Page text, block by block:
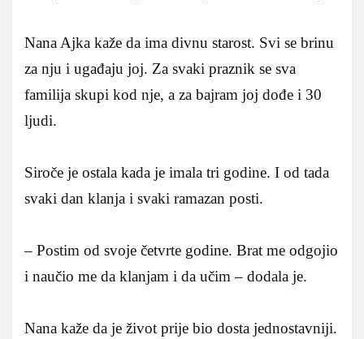
Nana Ajka kaže da ima divnu starost. Svi se brinu
za nju i ugađaju joj. Za svaki praznik se sva
familija skupi kod nje, a za bajram joj dođe i 30
ljudi.
Siroče je ostala kada je imala tri godine. I od tada
svaki dan klanja i svaki ramazan posti.
– Postim od svoje četvrte godine. Brat me odgojio
i naučio me da klanjam i da učim – dodala je.
Nana kaže da je život prije bio dosta jednostavniji.